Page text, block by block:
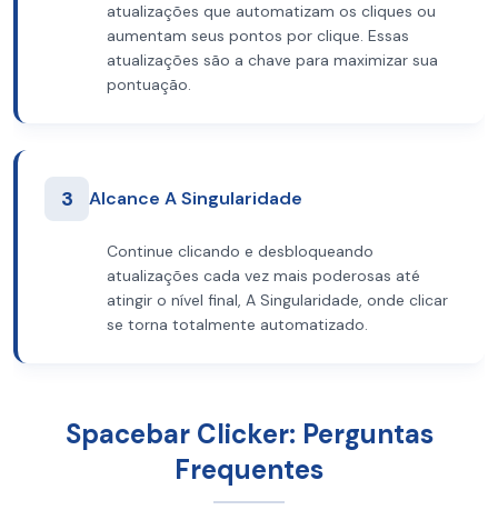
atualizações que automatizam os cliques ou
aumentam seus pontos por clique. Essas
atualizações são a chave para maximizar sua
pontuação.
3 Alcance A Singularidade
Continue clicando e desbloqueando
atualizações cada vez mais poderosas até
atingir o nível final, A Singularidade, onde clicar
se torna totalmente automatizado.
Spacebar Clicker: Perguntas
Frequentes